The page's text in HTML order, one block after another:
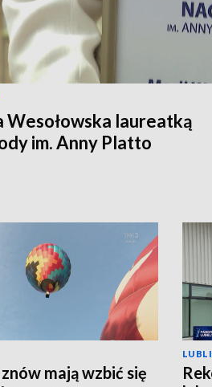
Wesołowska laureatką
im. Anny Platto
mają wzbić się